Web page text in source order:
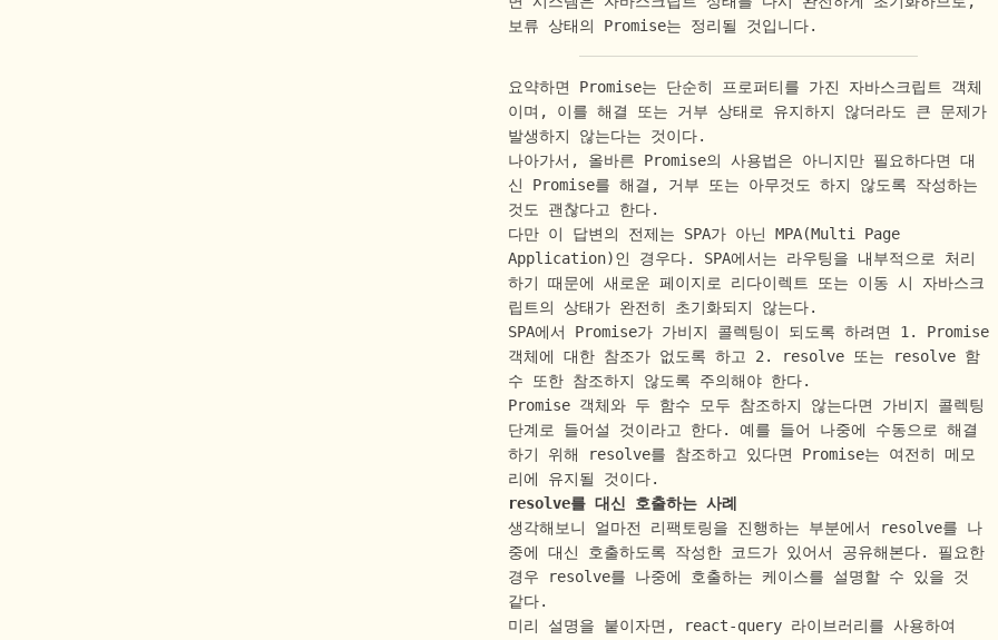
보류 상태의 Promise는 정리될 것입니다.
요약하면 Promise는 단순히 프로퍼티를 가진 자바스크립트 객체
이며, 이를 해결 또는 거부 상태로 유지하지 않더라도 큰 문제가
발생하지 않는다는 것이다.
나아가서, 올바른 Promise의 사용법은 아니지만 필요하다면 대
신 Promise를 해결, 거부 또는 아무것도 하지 않도록 작성하는
것도 괜찮다고 한다.
다만 이 답변의 전제는 SPA가 아닌 MPA(Multi Page
Application)인 경우다. SPA에서는 라우팅을 내부적으로 처리
하기 때문에 새로운 페이지로 리다이렉트 또는 이동 시 자바스크
립트의 상태가 완전히 초기화되지 않는다.
SPA에서 Promise가 가비지 콜렉팅이 되도록 하려면 1. Promise
객체에 대한 참조가 없도록 하고 2. resolve 또는 resolve 함
수 또한 참조하지 않도록 주의해야 한다.
Promise 객체와 두 함수 모두 참조하지 않는다면 가비지 콜렉팅
단계로 들어설 것이라고 한다. 예를 들어 나중에 수동으로 해결
하기 위해 resolve를 참조하고 있다면 Promise는 여전히 메모
리에 유지될 것이다.
resolve를 대신 호출하는 사례
생각해보니 얼마전 리팩토링을 진행하는 부분에서 resolve를 나
중에 대신 호출하도록 작성한 코드가 있어서 공유해본다. 필요한
경우 resolve를 나중에 호출하는 케이스를 설명할 수 있을 것
같다.
미리 설명을 붙이자면, react-query 라이브러리를 사용하여